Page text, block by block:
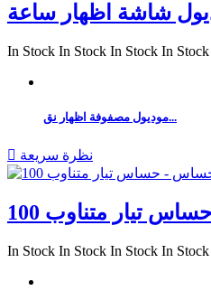
In Stock In Stock In Stock In Stock
موديول مصفوفة اظهار نق...
 نظرة سريعة
In Stock In Stock In Stock In Stock